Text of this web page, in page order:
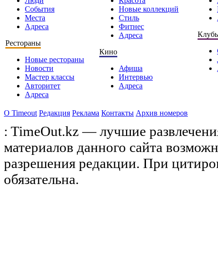
События
Места
Адреса
Рестораны
Новые рестораны
Новости
Мастер классы
Авторитет
Адреса
Новые коллекций
Стиль
Фитнес
Адреса
Кино
Афиша
Интервью
Адреса
О Timeоut Редакция Реклама Контакты Архив номеров
: TimeOut.kz — лучшие
материалов данного сайта
разрешения редакции. При
обязательна.